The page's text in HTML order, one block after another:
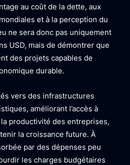
au coût de la dette, aux
et à la perception du
ne sera donc pas uniquement
USD, mais de démontrer que
des projets capables de
durable.
vers des infrastructures
améliorant l’accès à
productivité des entreprises,
la croissance future. À
par des dépenses peu
les charges budgétaires